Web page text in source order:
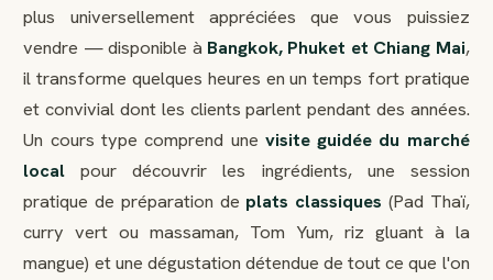
plus universellement appréciées que vous puissiez
vendre — disponible à Bangkok, Phuket et Chiang Mai,
il transforme quelques heures en un temps fort pratique
et convivial dont les clients parlent pendant des années.
Un cours type comprend une visite guidée du marché
local pour découvrir les ingrédients, une session
pratique de préparation de plats classiques (Pad Thaï,
curry vert ou massaman, Tom Yum, riz gluant à la
mangue) et une dégustation détendue de tout ce que l'on